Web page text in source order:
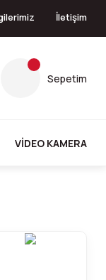
İletişim
Sepetim
VİDEO KAMERA